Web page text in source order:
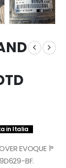
in Italia
EVOQUE 1°
BF.